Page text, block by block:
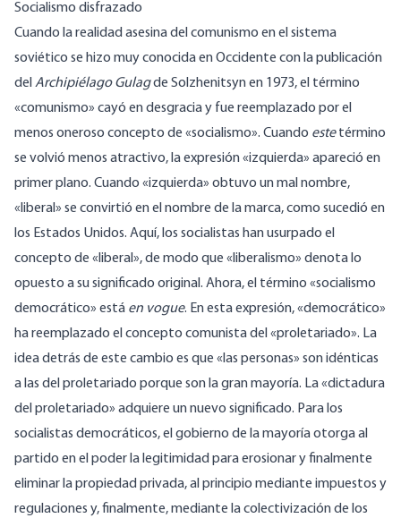
Socialismo disfrazado
Cuando la realidad asesina del comunismo en el sistema
soviético se hizo muy conocida en Occidente con la publicación
del Archipiélago Gulagde Solzhenitsyn en 1973, el término
«comunismo» cayó en desgracia y fue reemplazado por el
menos oneroso concepto de «socialismo». Cuando estetérmino
se volvió menos atractivo, la expresión «izquierda» apareció en
primer plano. Cuando «izquierda» obtuvo un mal nombre,
«liberal» se convirtió en el nombre de la marca, como sucedió en
los Estados Unidos. Aquí, los socialistas han usurpado el
concepto de «liberal», de modo que «liberalismo» denota lo
opuesto a su significado original. Ahora, el término «socialismo
democrático» está en vogue. En esta expresión, «democrático»
ha reemplazado el concepto comunista del «proletariado». La
idea detrás de este cambio es que «las personas» son idénticas
a las del proletariado porque son la gran mayoría. La «dictadura
del proletariado» adquiere un nuevo significado. Para los
socialistas democráticos, el gobierno de la mayoría otorga al
partido en el poder la legitimidad para erosionar y finalmente
eliminar la propiedad privada, al principio mediante impuestos y
regulaciones y, finalmente, mediante la colectivización de los